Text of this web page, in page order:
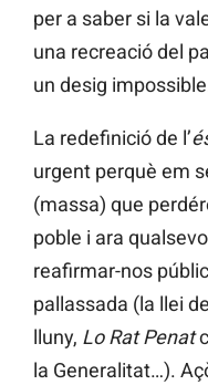
per a saber si la
una recreació del
un desig
La redefinició de l’
urgent perquè em
(massa) que
poble i ara
reafirmar-nos
pallassada (la llei
lluny, Lo Rat Penat
la Generalitat…).